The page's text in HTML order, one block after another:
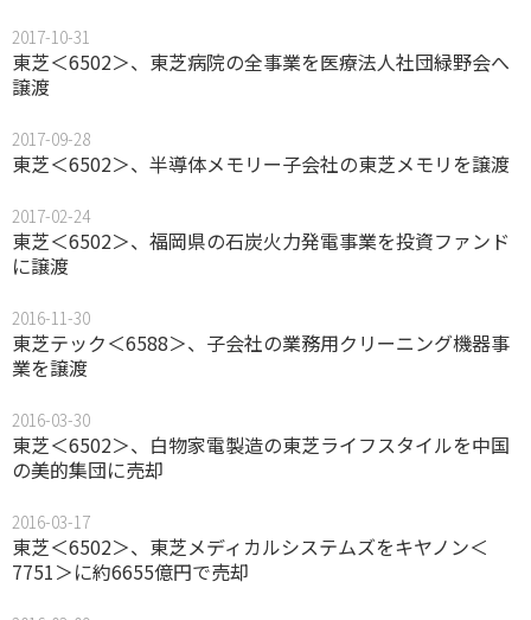
2017-10-31
東芝＜6502＞、東芝病院の全事業を医療法人社団緑野会へ
譲渡
2017-09-28
東芝＜6502＞、半導体メモリー子会社の東芝メモリを譲渡
2017-02-24
東芝＜6502＞、福岡県の石炭火力発電事業を投資ファンド
に譲渡
2016-11-30
東芝テック＜6588＞、子会社の業務用クリーニング機器事
業を譲渡
2016-03-30
東芝＜6502＞、白物家電製造の東芝ライフスタイルを中国
の美的集団に売却
2016-03-17
東芝＜6502＞、東芝メディカルシステムズをキヤノン＜
7751＞に約6655億円で売却